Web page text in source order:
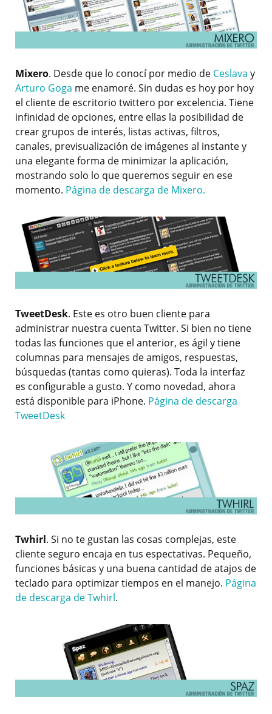
Mixero. Desde que lo conocí por medio de Ceslava y
Arturo Goga me enamoré. Sin dudas es hoy por hoy
el cliente de escritorio twittero por excelencia. Tiene
infinidad de opciones, entre ellas la posibilidad de
crear grupos de interés, listas activas, filtros,
canales, previsualización de imágenes al instante y
una elegante forma de minimizar la aplicación,
mostrando solo lo que queremos seguir en ese
momento. Página de descarga de Mixero.
TweetDesk. Este es otro buen cliente para
administrar nuestra cuenta Twitter. Si bien no tiene
todas las funciones que el anterior, es ágil y tiene
columnas para mensajes de amigos, respuestas,
búsquedas (tantas como quieras). Toda la interfaz
es configurable a gusto. Y como novedad, ahora
está disponible para iPhone. Página de descarga
TweetDesk
Twhirl. Si no te gustan las cosas complejas, este
cliente seguro encaja en tus espectativas. Pequeño,
funciones básicas y una buena cantidad de atajos de
teclado para optimizar tiempos en el manejo. Página
de descarga de Twhirl.